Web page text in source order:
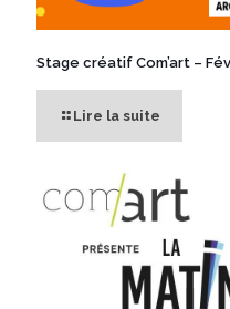
Stage créatif Com’art –
Lire la suite